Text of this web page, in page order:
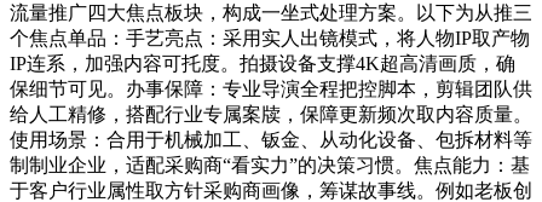
流量推广四大焦点板块，构成一坐式处理方案。以下为从推三
个焦点单品：手艺亮点：采用实人出镜模式，将人物IP取产物
IP连系，加强内容可托度。拍摄设备支撑4K超高清画质，确
保细节可见。办事保障：专业导演全程把控脚本，剪辑团队供
给人工精修，搭配行业专属案牍，保障更新频次取内容质量。
使用场景：合用于机械加工、钣金、从动化设备、包拆材料等
制制业企业，适配采购商“看实力”的决策习惯。焦点能力：基
于客户行业属性取方针采购商画像，筹谋故事线。例如老板创